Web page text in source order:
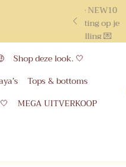
Gebruik code NEW10
voor 10% korting op je
eerste bestelling 💌
Shop deze look. 🤍
Tops & bottoms
MEGA UITVERKOOP